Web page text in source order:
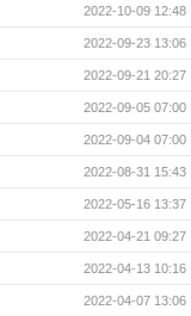
2022-10-09 12:48
2022-09-23 13:06
2022-09-21 20:27
2022-09-05 07:00
2022-09-04 07:00
2022-08-31 15:43
2022-05-16 13:37
2022-04-21 09:27
2022-04-13 10:16
2022-04-07 13:06